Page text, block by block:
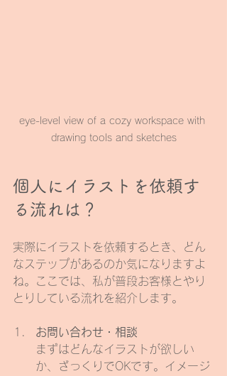
eye-level view of a cozy workspace with
drawing tools and sketches
個人にイラストを依頼す
る流れは？
実際にイラストを依頼するとき、どん
なステップがあるのか気になりますよ
ね。ここでは、私が普段お客様とやり
とりしている流れを紹介します。
お問い合わせ・相談
まずはどんなイラストが欲しい
か、ざっくりでOKです。イメージ